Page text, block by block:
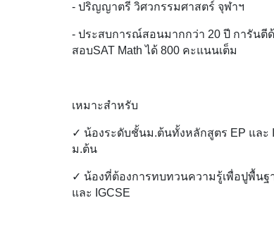
- ปริญญาตรี วิศวกรรมศาสตร์ จุฬาฯ
- ประสบการณ์สอนมากกว่า 20 ปี การันตี
สอบSAT Math ได้ 800 คะแนนเต็ม
เหมาะสำหรับ
✓ น้องระดับชั้นม.ต้นทั้งหลักสูตร EP และ
ม.ต้น
✓ น้องที่ต้องการทบทวนความรู้เพื่อปูพื้นฐ
และ IGCSE